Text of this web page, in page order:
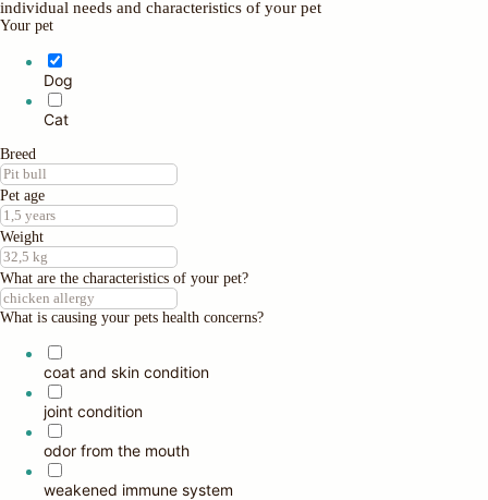
individual needs and characteristics of your pet
Your pet
Dog
Cat
Breed
Pet age
Weight
What are the characteristics of your pet?
What is causing your pets health concerns?
coat and skin condition
joint condition
odor from the mouth
weakened immune system